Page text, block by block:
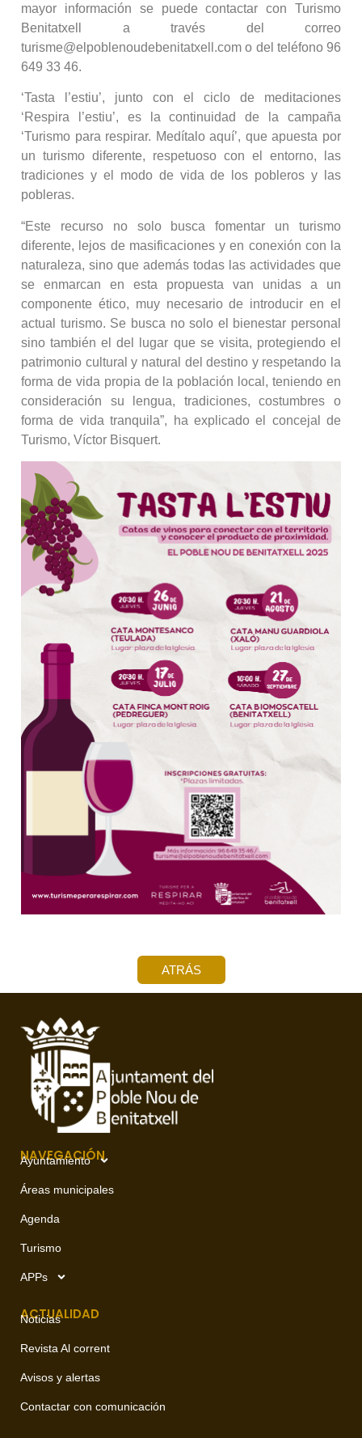
mayor información se puede contactar con Turismo
Benitatxell a través del correo
turisme@elpoblenoudebenitatxell.com o del teléfono 96
649 33 46.
‘Tasta l’estiu’, junto con el ciclo de meditaciones
‘Respira l’estiu’, es la continuidad de la campaña
‘Turismo para respirar. Medítalo aquí’, que apuesta por
un turismo diferente, respetuoso con el entorno, las
tradiciones y el modo de vida de los pobleros y las
pobleras.
“Este recurso no solo busca fomentar un turismo
diferente, lejos de masificaciones y en conexión con la
naturaleza, sino que además todas las actividades que
se enmarcan en esta propuesta van unidas a un
componente ético, muy necesario de introducir en el
actual turismo. Se busca no solo el bienestar personal
sino también el del lugar que se visita, protegiendo el
patrimonio cultural y natural del destino y respetando la
forma de vida propia de la población local, teniendo en
consideración su lengua, tradiciones, costumbres o
forma de vida tranquila”, ha explicado el concejal de
Turismo, Víctor Bisquert.
ATRÁS
NAVEGACIÓN
Ayuntamiento
Áreas municipales
Agenda
Turismo
APPs
ACTUALIDAD
Noticias
Revista Al corrent
Avisos y alertas
Contactar con comunicación